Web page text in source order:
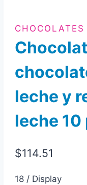
CHOCOLATES
leche y
leche 10
$114.51
18 / Display